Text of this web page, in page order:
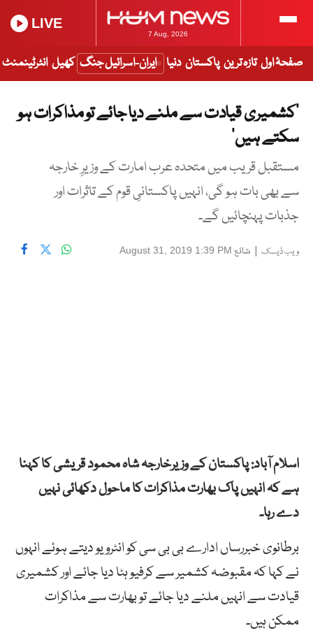
7 Aug, 2026
LIVE
صفحۂ اول تازہ ترین پاکستان دنیا ایران-اسرائیل جنگ کھیل انٹرٹینمنٹ
’کشمیری قیادت سے ملنے دیا جائے تو مذاکرات ہو
سکتے ہیں‘
مستقبل قریب میں متحدہ عرب امارت کے وزیرِ خارجہ
سے بھی بات ہو گی، انہیں پاکستانیِ قوم کے تاثرات اور
جذبات پہنچائیں گے۔
ویب ڈیسک | شائع August 31, 2019 1:39 PM
اسلام آباد: پاکستان کے وزیرخارجہ شاہ محمود قریشی کا کہنا
ہے کہ انہیں پاک بھارت مذاکرات کا ماحول دکھائی نہیں
دے رہا۔
برطانوی خبررساں ادارے بی بی سی کو انٹرویو دیتے ہوئے انہوں
نے کہا کہ مقبوضہ کشمیر سے کرفیو ہٹا دیا جائے اور کشمیری
قیادت سے انہیں ملنے دیا جائے تو بھارت سے مذاکرات
ممکن ہیں۔